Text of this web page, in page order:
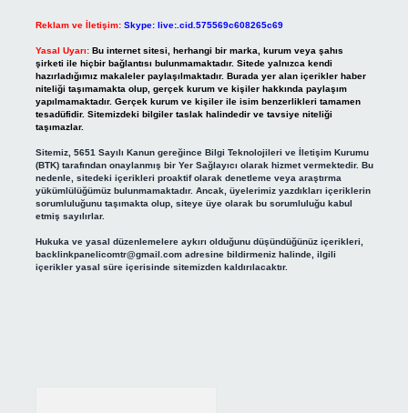
Reklam ve İletişim: Skype: live:.cid.575569c608265c69
Yasal Uyarı: Bu internet sitesi, herhangi bir marka, kurum veya şahıs
şirketi ile hiçbir bağlantısı bulunmamaktadır. Sitede yalnızca kendi
hazırladığımız makaleler paylaşılmaktadır. Burada yer alan içerikler haber
niteliği taşımamakta olup, gerçek kurum ve kişiler hakkında paylaşım
yapılmamaktadır. Gerçek kurum ve kişiler ile isim benzerlikleri tamamen
tesadüfidir. Sitemizdeki bilgiler taslak halindedir ve tavsiye niteliği
taşımazlar.
Sitemiz, 5651 Sayılı Kanun gereğince Bilgi Teknolojileri ve İletişim Kurumu
(BTK) tarafından onaylanmış bir Yer Sağlayıcı olarak hizmet vermektedir. Bu
nedenle, sitedeki içerikleri proaktif olarak denetleme veya araştırma
yükümlülüğümüz bulunmamaktadır. Ancak, üyelerimiz yazdıkları içeriklerin
sorumluluğunu taşımakta olup, siteye üye olarak bu sorumluluğu kabul
etmiş sayılırlar.
Hukuka ve yasal düzenlemelere aykırı olduğunu düşündüğünüz içerikleri,
backlinkpanelicomtr@gmail.comadresine bildirmeniz halinde, ilgili
içerikler yasal süre içerisinde sitemizden kaldırılacaktır.